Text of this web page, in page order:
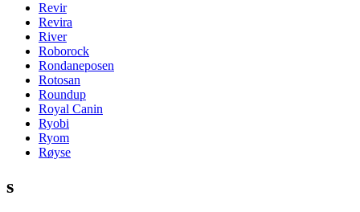
Revir
Revira
River
Roborock
Rondaneposen
Rotosan
Roundup
Royal Canin
Ryobi
Ryom
Røyse
s